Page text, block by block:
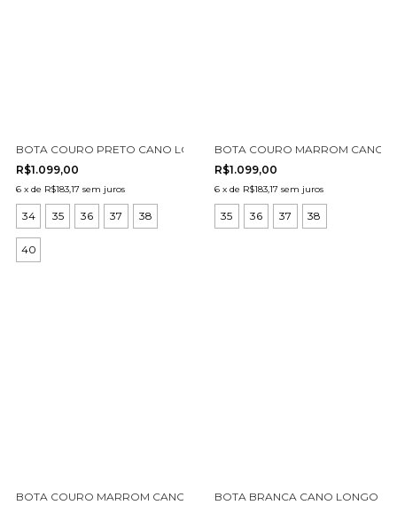
BOTA COURO PRETO CANO LONGO CECCONELLO 2626002-11
R$1.099,00
6 x de R$183,17 sem juros
34 35 36 37 38
40
BOTA COURO MARROM CANO
R$1.099,00
6 x de R$183,17 sem juros
35 36 37 38
BOTA COURO MARROM CANO LONGO CECCONELLO 2626002-20
BOTA BRANCA CANO LONGO